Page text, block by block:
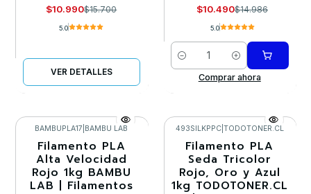
$10.990$15.700
5.0
VER DETALLES
$10.490$14.986
5.0
Cantidad
Comprar ahora
-30%
BAMBUPLA17 BAMBU LAB
Filamento PLA
Alta Velocidad
Rojo 1kg BAMBU
LAB | Filamentos
-30%
493SILKPPC| TODOTONER.CL
Filamento PLA
Seda Tricolor
Rojo, Oro y Azul
1kg TODOTONER.CL